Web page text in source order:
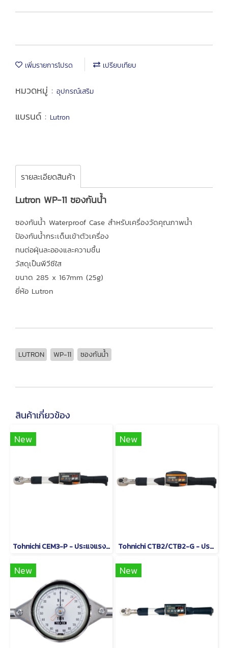
เพิ่มรายการโปรด เปรียบเทียบ
หมวดหมู่ : อุปกรณ์เสริม
แบรนด์ : Lutron
รายละเอียดสินค้า
Lutron WP-11 ซองกันน้ำ
ซองกันน้ำ Waterproof Case สำหรับเครื่องวัดคุณภาพน้ำ
ป้องกันน้ำกระเด็นเข้าตัวเครื่อง
ทนต่อฝุ่นละอองและความชื้น
วัสดุเป็นพีวีซีใส
ขนาด 285 x 167mm (25g)
ยี่ห้อ Lutron
LUTRON WP-11 ซองกันน้ำ
สินค้าเกี่ยวข้อง
New
Tohnichi CEM3-P - ประแจแรงบิดดิจิตอลชนิดหัวเปลี่ยนได้
New
Tohnichi CTB2/CTB2-G - ประแจปอนด์แบบดิจิทัล
New New